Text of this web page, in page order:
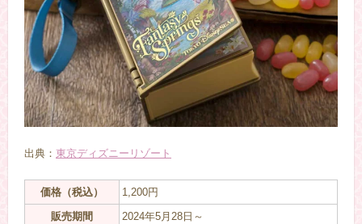
出典： 東京ディズニーリゾート
価格（税込）
1,200円
販売期間
2024年5月28日～